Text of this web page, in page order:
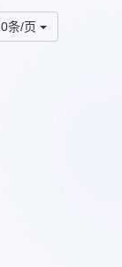
条/页